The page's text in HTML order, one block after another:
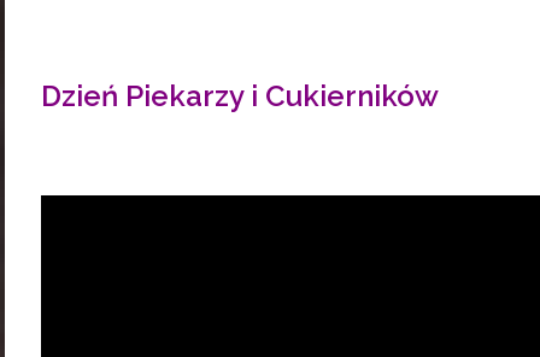
Dzień Piekarzy i Cukierników